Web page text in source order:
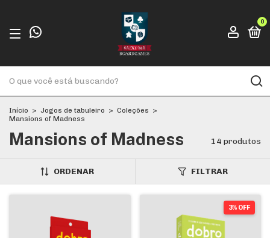
0
Início > Jogos de tabuleiro > Coleções >
Mansions of Madness
Mansions of Madness 14 produtos
ORDENAR FILTRAR
3% OFF